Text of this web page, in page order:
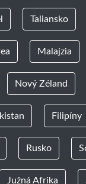
Taliansko
Malajzia
Nový Zéland
Filipíny
Rusko
Južná Afrika